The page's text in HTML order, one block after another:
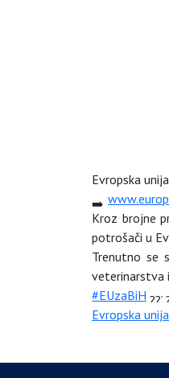
Evropska
Kroz brojne
potrošači u
Trenutno se
veterinarstva
#EUzaBiH
Evropska